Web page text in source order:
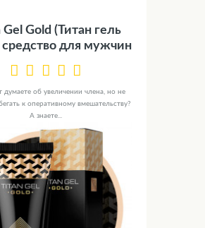
Gold (Титан гель
средство для мужчин
думаете об увеличении члена, но не
к оперативному вмешательству?
А знаете...